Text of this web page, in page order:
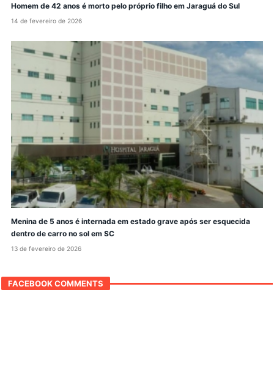
Homem de 42 anos é morto pelo próprio filho em Jaraguá do Sul
14 de fevereiro de 2026
Menina de 5 anos é internada em estado grave após ser esquecida
dentro de carro no sol em SC
13 de fevereiro de 2026
FACEBOOK COMMENTS